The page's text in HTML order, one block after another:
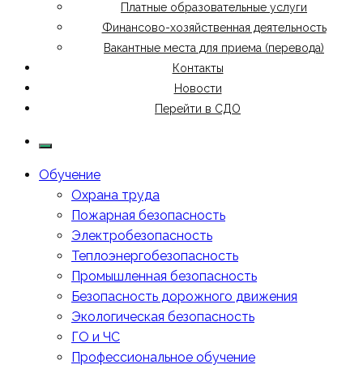
Платные образовательные услуги
Финансово-хозяйственная деятельность
Вакантные места для приема (перевода)
Контакты
Новости
Перейти в СДО
Обучение
Охрана труда
Пожарная безопасность
Электробезопасность
Теплоэнергобезопасность
Промышленная безопасность
Безопасность дорожного движения
Экологическая безопасность
ГО и ЧС
Профессиональное обучение